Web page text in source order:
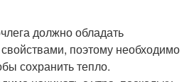
должно обладать
поэтому необходимо
сохранить тепло.